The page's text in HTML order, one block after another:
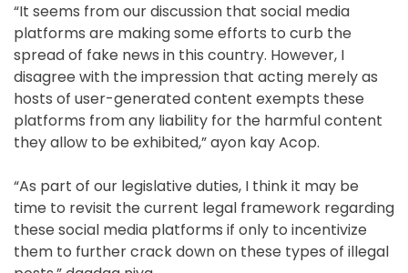
“It seems from our discussion that social media
platforms are making some efforts to curb the
spread of fake news in this country. However, I
disagree with the impression that acting merely as
hosts of user-generated content exempts these
platforms from any liability for the harmful content
they allow to be exhibited,” ayon kay Acop.
“As part of our legislative duties, I think it may be
time to revisit the current legal framework regarding
these social media platforms if only to incentivize
them to further crack down on these types of illegal